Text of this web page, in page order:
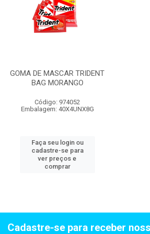
GOMA DE MASCAR TRIDENT
BAG MORANGO
Código: 974052
Embalagem: 40X4UNX8G
Faça seu login ou
cadastre-se para
ver preços e
comprar
Cadastre-se para receber